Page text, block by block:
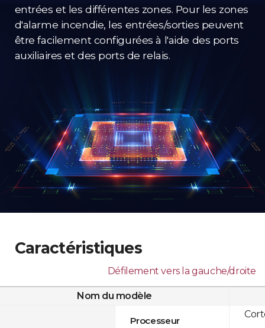
entrées et les différentes zones. Pour les zones
d'alarme incendie, les entrées/sorties peuvent
être facilement configurées à l'aide des ports
auxiliaires et des ports de relais.
Caractéristiques
Défilement vers la gauche/droite
Nom du modèle
Processeur